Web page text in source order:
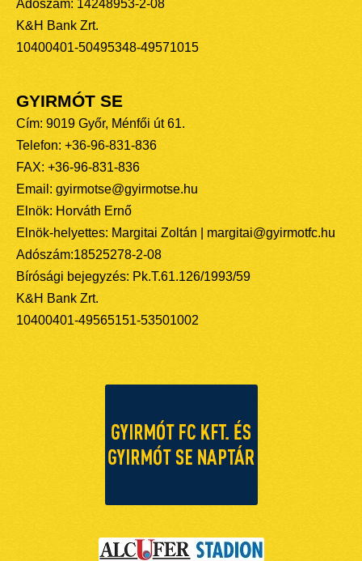
Adószám: 14248953-2-08
K&H Bank Zrt.
10400401-50495348-49571015
GYIRMÓT SE
Cím: 9019 Győr, Ménfői út 61.
Telefon: +36-96-831-836
FAX: +36-96-831-836
Email: gyirmotse@gyirmotse.hu
Elnök: Horváth Ernő
Elnök-helyettes: Margitai Zoltán | margitai@gyirmotfc.hu
Adószám:18525278-2-08
Bírósági bejegyzés: Pk.T.61.126/1993/59
K&H Bank Zrt.
10400401-49565151-53501002